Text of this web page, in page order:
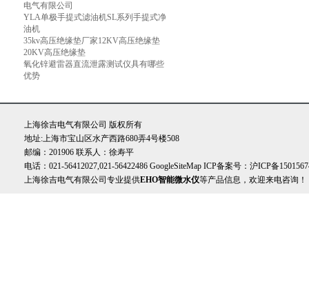
电气有限公司
YLA单极手提式滤油机SL系列手提式净
油机
35kv高压绝缘垫厂家12KV高压绝缘垫
20KV高压绝缘垫
氧化锌避雷器直流泄露测试仪具有哪些
优势
上海徐吉电气有限公司 版权所有
地址:上海市宝山区水产西路680弄4号楼508
邮编：201906 联系人：徐寿平
电话：021-56412027,021-56422486 GoogleSiteMap ICP备案号： 沪ICP备
上海徐吉电气有限公司专业提供EHO智能微水仪等产品信息，欢迎来电咨询！